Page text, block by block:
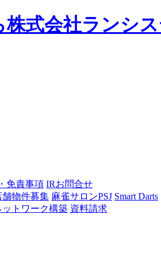
式会社ランシ
免責事項 IRお問合せ
舗物件募集 麻雀サロンPSJ Smart Darts
ットワーク構築 資料請求